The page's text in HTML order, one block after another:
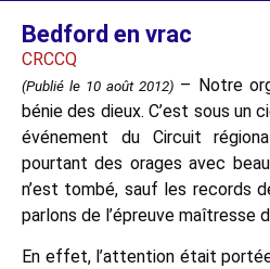
Bedford en vrac
CRCCQ
(Publié le 10 août 2012) – Notre
bénie des dieux. C’est sous un
événement du Circuit
pourtant des orages avec
n’est tombé, sauf les records
parlons de l’épreuve maîtresse
En effet, l’attention était